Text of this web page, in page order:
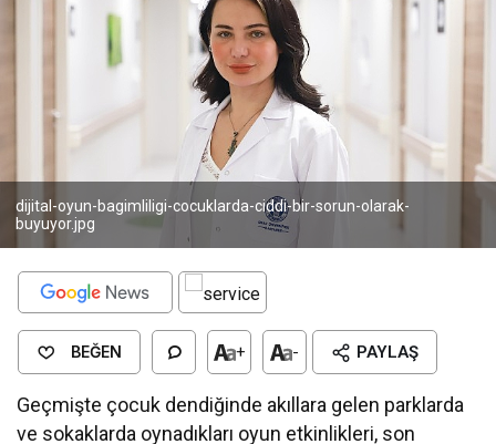
dijital-oyun-bagimliligi-cocuklarda-ciddi-bir-sorun-olarak-
buyuyor.jpg
BEĞEN + - PAYLAŞ
Geçmişte çocuk dendiğinde akıllara gelen parklarda
ve sokaklarda oynadıkları oyun etkinlikleri, son